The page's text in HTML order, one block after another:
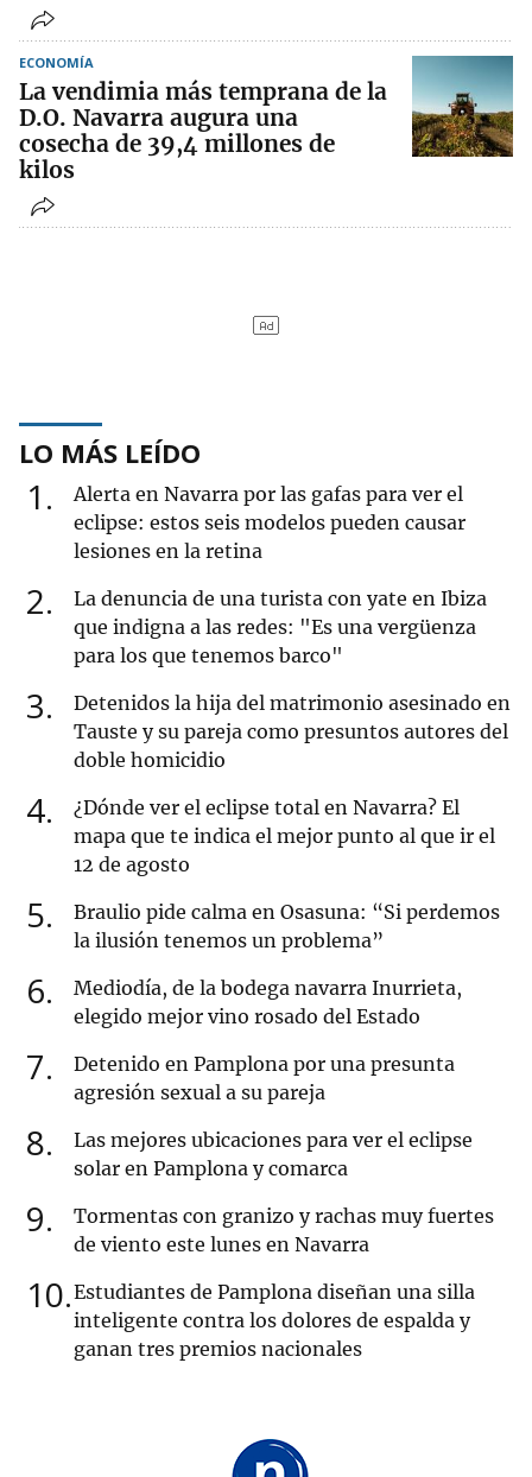
ECONOMÍA
La vendimia más temprana de la
D.O. Navarra augura una
cosecha de 39,4 millones de
kilos
LO MÁS LEÍDO
1
Alerta en Navarra por las gafas para ver el
eclipse: estos seis modelos pueden causar
lesiones en la retina
2
La denuncia de una turista con yate en Ibiza
que indigna a las redes: "Es una vergüenza
para los que tenemos barco"
3
Detenidos la hija del matrimonio asesinado en
Tauste y su pareja como presuntos autores del
doble homicidio
4
¿Dónde ver el eclipse total en Navarra? El
mapa que te indica el mejor punto al que ir el
12 de agosto
5
Braulio pide calma en Osasuna: “Si perdemos
la ilusión tenemos un problema”
6
Mediodía, de la bodega navarra Inurrieta,
elegido mejor vino rosado del Estado
7
Detenido en Pamplona por una presunta
agresión sexual a su pareja
8
Las mejores ubicaciones para ver el eclipse
solar en Pamplona y comarca
9
Tormentas con granizo y rachas muy fuertes
de viento este lunes en Navarra
10 Estudiantes de Pamplona diseñan una silla
inteligente contra los dolores de espalda y
ganan tres premios nacionales